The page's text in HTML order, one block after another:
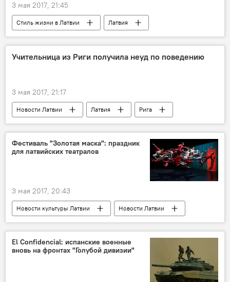
3 мая 2017, 21:45
Стиль жизни в Латвии Латвия
Учительница из Риги получила неуд по поведению
3 мая 2017, 21:17
Новости Латвии Латвия
Рига
учителя
Фестиваль "Золотая маска": праздник
для латвийских театралов
3 мая 2017, 20:43
Новости культуры Латвии
Новости Латвии
Латвия
фестиваль "Золотая маска в Латвии"
El Confidencial: испанские военные
вновь на фронтах "Голубой дивизии"